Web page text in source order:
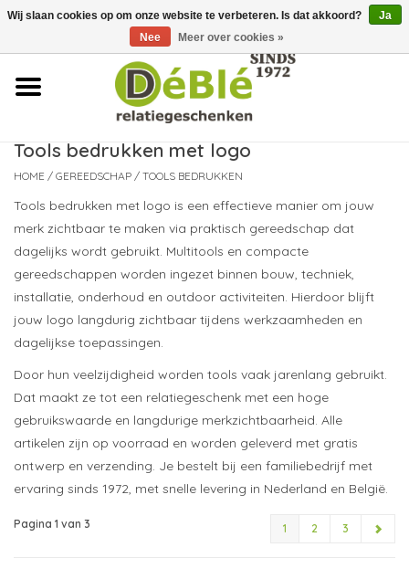
Over ons
Contact
Nieuws
Leveringsvoorwaarden
Tools bedrukken met logo
HOME / GEREEDSCHAP / TOOLS BEDRUKKEN
Tools bedrukken met logo is een effectieve manier om jouw
merk zichtbaar te maken via praktisch gereedschap dat
dagelijks wordt gebruikt. Multitools en compacte
gereedschappen worden ingezet binnen bouw, techniek,
installatie, onderhoud en outdoor activiteiten. Hierdoor blijft
jouw logo langdurig zichtbaar tijdens werkzaamheden en
dagelijkse toepassingen.
Door hun veelzijdigheid worden tools vaak jarenlang gebruikt.
Dat maakt ze tot een relatiegeschenk met een hoge
gebruikswaarde en langdurige merkzichtbaarheid. Alle
artikelen zijn op voorraad en worden geleverd met gratis
ontwerp en verzending. Je bestelt bij een familiebedrijf met
ervaring sinds 1972, met snelle levering in Nederland en België.
Pagina 1 van 3 1 2 3
Wij slaan cookies op om onze website te verbeteren. Is dat akkoord?
Ja
Nee
Meer over cookies »